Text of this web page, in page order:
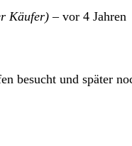
Käufer) – vor 4 Jahren
besucht und später